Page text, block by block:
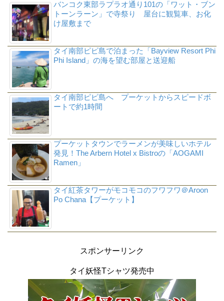
バンコク東部ラプラオ通り101の「ワット・ブン
トーンラーン」で寺祭り 屋台に観覧車、お化
け屋敷まで
タイ南部ピピ島で泊まった「Bayview Resort Phi
Phi Island」の海を望む部屋と送迎船
タイ南部ピピ島へ プーケットからスピードボ
ートで約1時間
プーケットタウンでラーメンが美味しいホテル
発見！The Arbern Hotel x Bistroの「AOGAMI
Ramen」
タイ紅茶タワーがモコモコのフワフワ＠Aroon
Po Chana【プーケット】
スポンサーリンク
タイ妖怪Tシャツ発売中